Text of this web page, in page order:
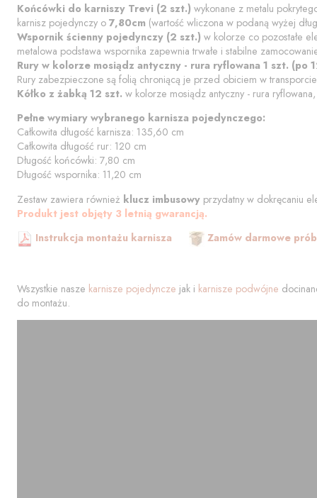
Końcówki do karniszy Trevi (2 szt.) wykonane z metalu
karnisz pojedynczy o 7,80cm (wartość wliczona w podaną wyżej
Wspornik ścienny pojedynczy (2 szt.) w kolorze co pozostałe
metalowa podstawa wspornika zapewnia trwałe i stabilne
Rury w kolorze mosiądz antyczny - rura ryflowana 1 szt. (po
Rury zabezpieczone są folią chroniącą je przed obiciem w
Kółko z żabką 12 szt. w kolorze mosiądz antyczny - rura ryflowana
Pełne wymiary wybranego karnisza pojedynczego:
Całkowita długość karnisza: 135,60 cm
Całkowita długość rur: 120 cm
Długość końcówki: 7,80 cm
Długość wspornika: 11,20 cm
Zestaw zawiera również klucz imbusowy przydatny w dokręcaniu
Produkt jest objęty 3 letnią gwarancją.
Instrukcja montażu karnisza
Zamów darmowe
Wszystkie nasze karnisze pojedyncze jak i karnisze podwójne
do montażu.